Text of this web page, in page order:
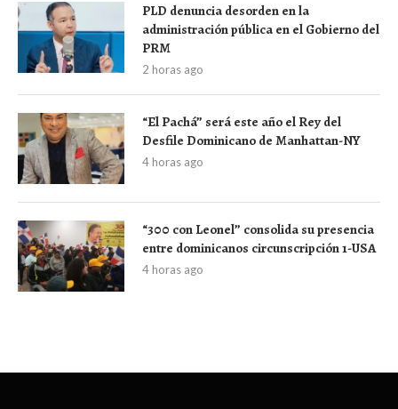
PLD denuncia desorden en la
administración pública en el Gobierno del
PRM
2 horas ago
“El Pachá” será este año el Rey del
Desfile Dominicano de Manhattan-NY
4 horas ago
“300 con Leonel” consolida su presencia
entre dominicanos circunscripción 1-USA
4 horas ago